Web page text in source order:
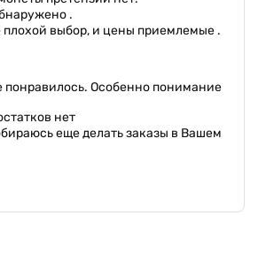
.
плохой выбор, и цены приемлемые .
понравилось. Особенно понимание
нет
еще делать заказы в Вашем